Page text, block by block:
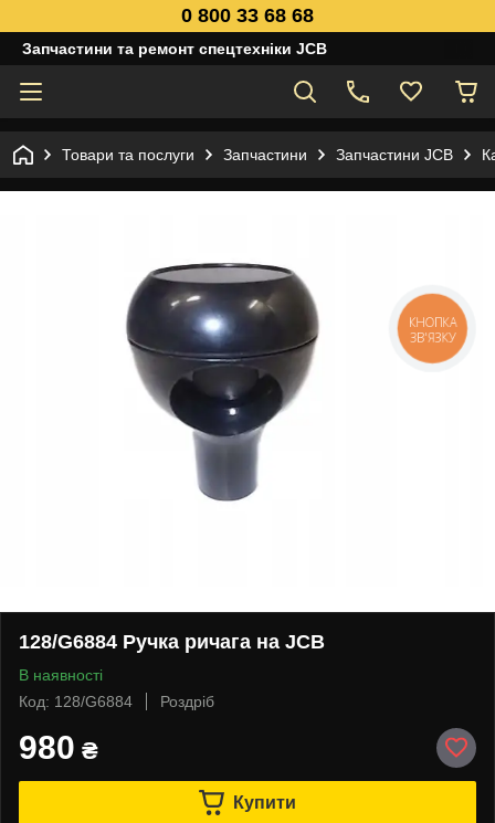
0 800 33 68 68
Запчастини та ремонт спецтехніки JCB
Товари та послуги Запчастини Запчастини JCB
128/G6884 Ручка ричага на JCB
В наявності
Код: 128/G6884
Роздріб
980 ₴
Купити
КНОПКА
ЗВ'ЯЗКУ